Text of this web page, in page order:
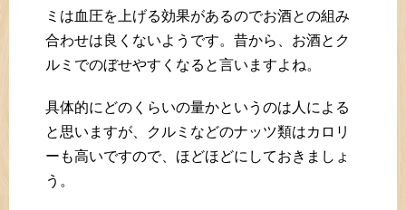
ミは血圧を上げる効果があるのでお酒との組み
合わせは良くないようです。昔から、お酒とク
ルミでのぼせやすくなると言いますよね。
具体的にどのくらいの量かというのは人による
と思いますが、クルミなどのナッツ類はカロリ
ーも高いですので、ほどほどにしておきましょ
う。